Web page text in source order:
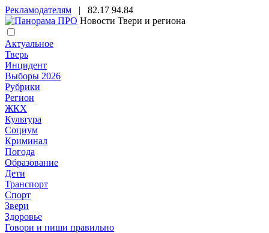
Рекламодателям | 82.17 94.84
Новости Твери и региона
Актуальное
Тверь
Инцидент
Выборы 2026
Рубрики
Регион
ЖКХ
Культура
Социум
Криминал
Погода
Образование
Дети
Транспорт
Спорт
Звери
Здоровье
Говори и пиши правильно